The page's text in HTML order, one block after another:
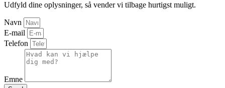
Udfyld dine oplysninger, så vender vi tilbage hurtigst muligt.
Navn
E-mail
Telefon
Emne